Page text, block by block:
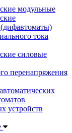
модульные
тока
силовые
перенапряжения
устройств